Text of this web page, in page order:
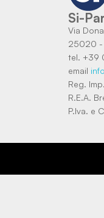
Si-
Via
25020 -
tel. +39
email
Reg.
R.E.A.
P.Iva. e